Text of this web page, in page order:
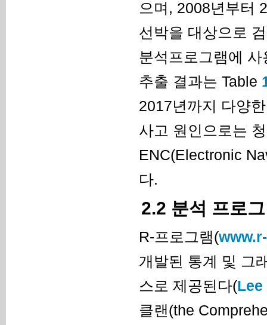
으며, 2008년부터
선박을 대상으로
분석프로그램에
추출 결과는 Table
2017년까지 다양
사고 원인으로는
ENC(Electronic
다.
2.2 분석 프로
R-프로그램(
개발된 통계 및 그
스로 제공된다(Lee
클랜(the